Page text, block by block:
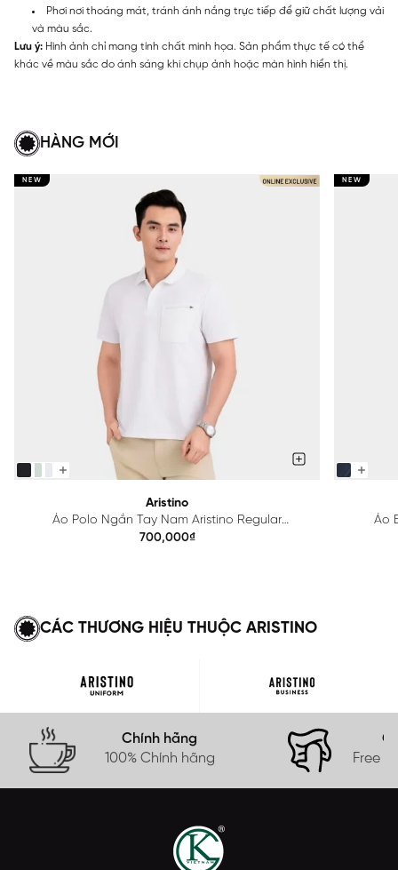
Phơi nơi thoáng mát, tránh ánh nắng trực tiếp để giữ chất lượng vải
và màu sắc.
Lưu ý: Hình ảnh chỉ mang tính chất minh họa. Sản phẩm thực tế có thể
khác về màu sắc do ánh sáng khi chụp ảnh hoặc màn hình hiển thị.
HÀNG MỚI
NEW
Aristino
Áo Polo Ngắn Tay Nam Aristino Regular
APS615EDP01
700,000₫
NEW
Áo
CÁC THƯƠNG HIỆU THUỘC ARISTINO
Chính hãng
100% Chính hãng
Free